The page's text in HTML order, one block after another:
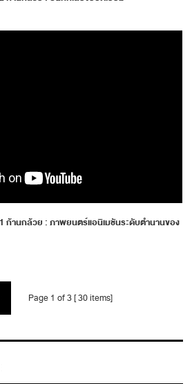
ก้านกล้วย : ภาพยนตร์แอนิเมชันระดับตำนานของ
Page 1 of 3 [ 30 items]